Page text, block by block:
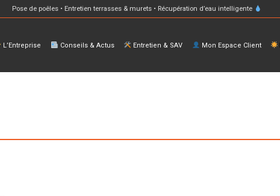
Pose de poêles • Entretien terrasses & murets • Récupération d’eau intelligente
L’Entreprise Conseils & Actus Entretien & SAV Mon Espace Client